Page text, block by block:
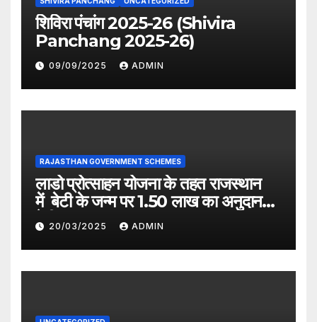
शिविरा पंचांग 2025-26 (Shivira
Panchang 2025-26)
09/09/2025 ADMIN
RAJASTHAN GOVERNMENT SCHEMES
लाडो प्रोत्साहन योजना के तहत राजस्थान
में बेटी के जन्म पर 1.50 लाख का अनुदान
देगी सरकार
20/03/2025 ADMIN